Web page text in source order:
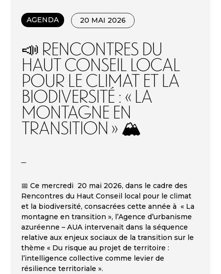
AGENDA 20 MAI 2026
📣 Rencontres du
Haut conseil local
pour le climat et la
biodiversité : « La
montagne en
transition » 🏔️
📅 Ce mercredi 20 mai 2026, dans le cadre des
Rencontres du Haut Conseil local pour le climat
et la biodiversité, consacrées cette année à « La
montagne en transition », l’Agence d’urbanisme
azuréenne – AUA intervenait dans la séquence
relative aux enjeux sociaux de la transition sur le
thème « Du risque au projet de territoire :
l’intelligence collective comme levier de
résilience territoriale ».